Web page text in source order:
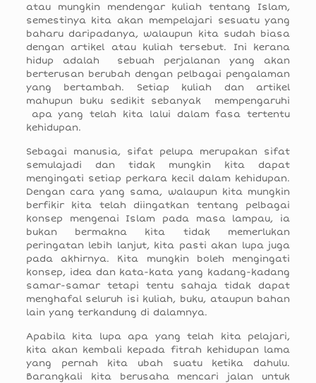
atau mungkin mendengar kuliah tentang Islam,
semestinya kita akan mempelajari sesuatu yang
baharu daripadanya, walaupun kita sudah biasa
dengan artikel atau kuliah tersebut. Ini kerana
hidup adalah sebuah perjalanan yang akan
berterusan berubah dengan pelbagai pengalaman
yang bertambah. Setiap kuliah dan artikel
mahupun buku sedikit sebanyak mempengaruhi
apa yang telah kita lalui dalam fasa tertentu
kehidupan.
Sebagai manusia, sifat pelupa merupakan sifat
semulajadi dan tidak mungkin kita dapat
mengingati setiap perkara kecil dalam kehidupan.
Dengan cara yang sama, walaupun kita mungkin
berfikir kita telah diingatkan tentang pelbagai
konsep mengenai Islam pada masa lampau, ia
bukan bermakna kita tidak memerlukan
peringatan lebih lanjut, kita pasti akan lupa juga
pada akhirnya. Kita mungkin boleh mengingati
konsep, idea dan kata-kata yang kadang-kadang
samar-samar tetapi tentu sahaja tidak dapat
menghafal seluruh isi kuliah, buku, ataupun bahan
lain yang terkandung di dalamnya.
Apabila kita lupa apa yang telah kita pelajari,
kita akan kembali kepada fitrah kehidupan lama
yang pernah kita ubah suatu ketika dahulu.
Barangkali kita berusaha mencari jalan untuk